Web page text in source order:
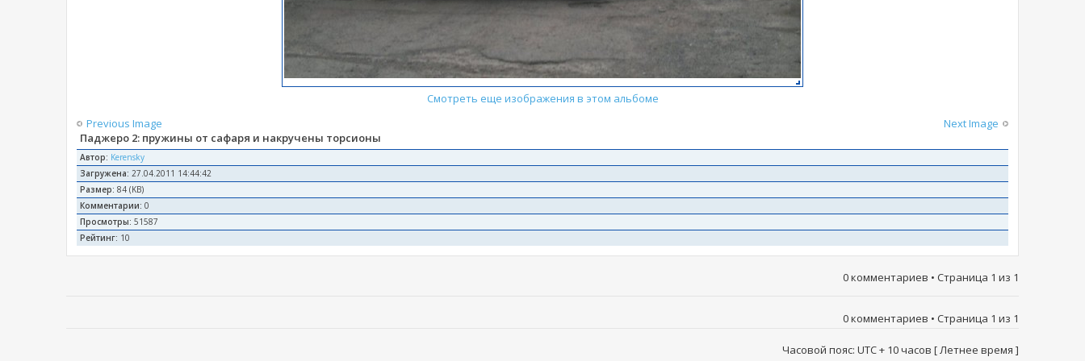
Смотреть еще изображения в этом альбоме
Previous Image
Next Image
Паджеро 2: пружины от сафаря и накручены торсионы
Автор: Kerensky
Загружена: 27.04.2011 14:44:42
Размер: 84 (KB)
Комментарии: 0
Просмотры: 51587
Рейтинг: 10
0 комментариев • Страница 1 из 1
0 комментариев • Страница 1 из 1
Часовой пояс: UTC + 10 часов [ Летнее время ]